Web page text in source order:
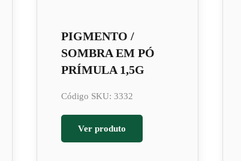
PIGMENTO /
SOMBRA EM PÓ
PRÍMULA 1,5G
Código SKU: 3332
Ver produto